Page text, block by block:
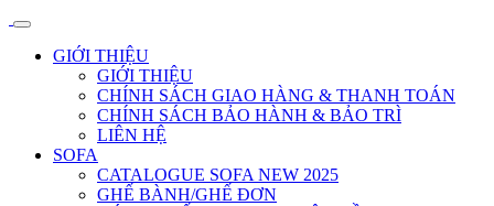
GIỚI THIỆU
GIỚI THIỆU
CHÍNH SÁCH GIAO HÀNG & THANH TOÁN
CHÍNH SÁCH BẢO HÀNH & BẢO TRÌ
LIÊN HỆ
SOFA
CATALOGUE SOFA NEW 2025
GHẾ BÀNH/GHẾ ĐƠN